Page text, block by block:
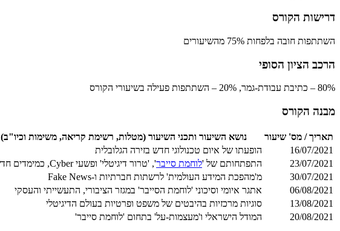
דרישות הקורס
השתתפות חובה בלפחות 75% מהשיעורים
הרכב הציון הסופי
80% – כתיבת עבודת-גמר, 20% – השתתפות פעילה בשיעורי הקורס
מבנה הקורס
תאריך / מס' שיעור
נושא השיעור ותכני השיעור (מטלות, רשימת קריאה, משימות וכיו"ב)
16/07/2021
הופעתו של איום טכנולוגי חדש בזירה הגלובלית
23/07/2021
התפתחותם של 'לוחמת סייבר', 'טרור דיגיטלי' ופשעי Cyber, כמימדים חדשים
30/07/2021
מ'מהפכת המידע העולמית' לרשתות חברתיות ו-Fake News
06/08/2021
אתגר איומי וסיכוני 'לוחמת הסייבר' במגזר הציבורי, התעשייתי והעסקי
13/08/2021
סוגיות מרכזיות בהיבטים של משפט ופרטיות בעולם הדיגיטלי
20/08/2021
המודל הישראלי ו'מעצמות-על' בתחום 'לוחמת סייבר'